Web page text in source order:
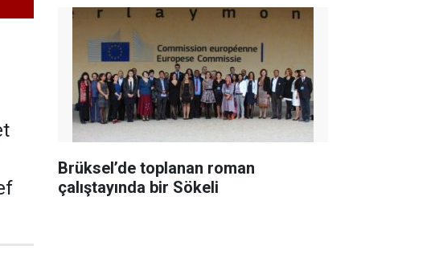
Brüksel’de toplanan roman
çalıştayında bir Sökeli